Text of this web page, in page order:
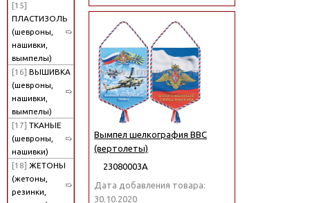
[15]
ПЛАСТИЗОЛЬ
(шевроны,
нашивки,
вымпелы)
[16] ВЫШИВКА
(шевроны,
нашивки,
вымпелы)
[17] ТКАНЫЕ
(шевроны,
нашивки)
[18] ЖЕТОНЫ
(жетоны,
резинки,
Вымпел шелкография ВВС
(вертолеты)
23080003А
Дата добавления товара:
30.10.2020